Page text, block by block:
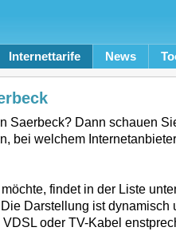
Internettarife News
Saerbeck? Dann schauen
bei welchem
findet in der Liste
Darstellung ist dynamisch
oder TV-Kabel